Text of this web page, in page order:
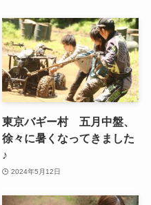
東京バギー村 五月中盤、
徐々に暑くなってきました
♪
2024年5月12日